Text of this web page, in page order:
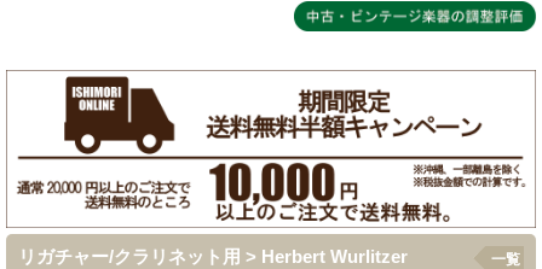
リガチャー/クラリネット用 > Herbert Wurlitzer 一覧